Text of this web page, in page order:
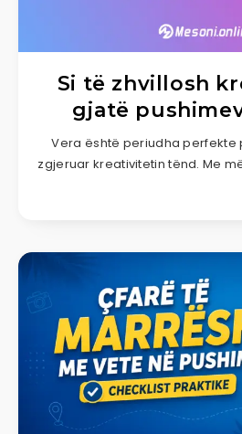
Si të zhvillosh
gjatë
Vera është periudha perfekte
zgjeruar kreativitetin tënd. Me